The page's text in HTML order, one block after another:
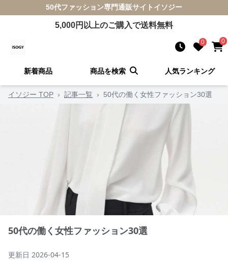
50代ファッション専門通販サイト イソジー
5,000円以上のご購入で送料無料
0 0
新着商品 商品を検索 人気ランキング
イソジー TOP › 記事一覧 › 50代の働く女性ファッション30選
50代の働く女性ファッション30選
更新日 2026-04-15